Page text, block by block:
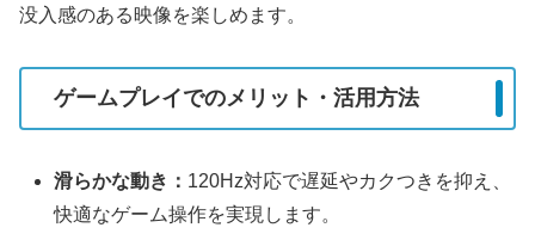
没入感のある映像を楽しめます。
ゲームプレイでのメリット・活用方法
滑らかな動き： 120Hz対応で遅延やカクつきを抑え、
快適なゲーム操作を実現します。